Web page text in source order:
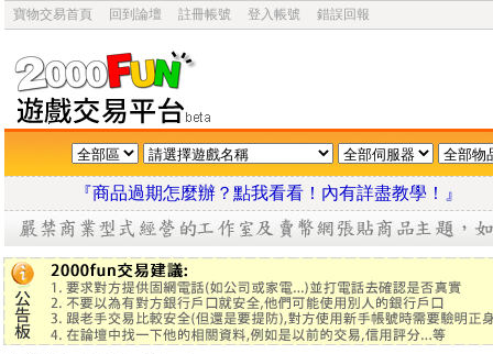
寶物交易首頁 回到論壇 註冊帳號 登入帳號 錯誤回報
『商品過期怎麼辦？點我看看！內有詳盡教學